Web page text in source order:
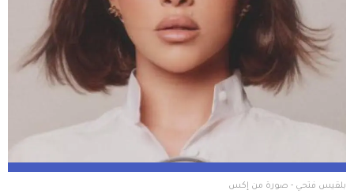
بلقيس فتحي - صورة من إكس